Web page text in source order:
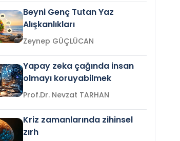
Beyni Genç Tutan Yaz
Alışkanlıkları
Zeynep GÜÇLÜCAN
Yapay zeka çağında insan
olmayı koruyabilmek
Prof.Dr. Nevzat TARHAN
Kriz zamanlarında zihinsel
zırh